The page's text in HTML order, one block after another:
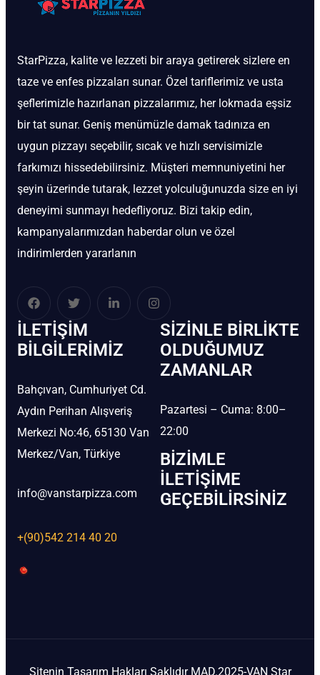
StarPizza, kalite ve lezzeti bir araya getirerek sizlere en
taze ve enfes pizzaları sunar. Özel tariflerimiz ve usta
şeflerimizle hazırlanan pizzalarımız, her lokmada eşsiz
bir tat sunar. Geniş menümüzle damak tadınıza en
uygun pizzayı seçebilir, sıcak ve hızlı servisimizle
farkımızı hissedebilirsiniz. Müşteri memnuniyetini her
şeyin üzerinde tutarak, lezzet yolculuğunuzda size en iyi
deneyimi sunmayı hedefliyoruz. Bizi takip edin,
kampanyalarımızdan haberdar olun ve özel
indirimlerden yararlanın
İLETIŞIM
BİLGILERIMIZ
Bahçıvan, Cumhuriyet Cd.
Aydın Perihan Alışveriş
Merkezi No:46, 65130 Van
Merkez/Van, Türkiye
info@vanstarpizza.com
+(90)542 214 40 20
SIZINLE BIRLIKTE
OLDUĞUMUZ
ZAMANLAR
Pazartesi – Cuma: 8:00–
22:00
BIZIMLE
İLETIŞIME
GEÇEBILIRSINIZ
Sitenin Tasarım Hakları Saklıdır MAD.2025-VAN Star